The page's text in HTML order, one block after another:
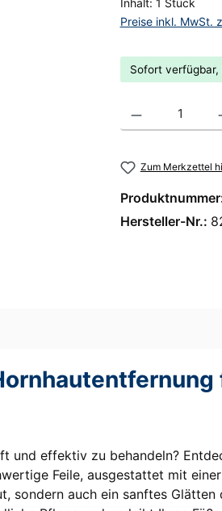
Inhalt: 1 Stück
Preise inkl. MwSt.
Sofort
Produkt Anzahl:
Zum Merkzettel
Hersteller-Nr.:
und effektiv zu behandeln?
Feile, ausgestattet mit
auch ein sanftes